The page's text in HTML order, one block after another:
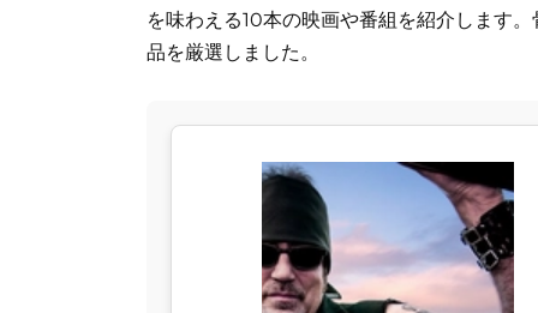
を味わえる10本の映画や番組を紹介します
品を厳選しました。